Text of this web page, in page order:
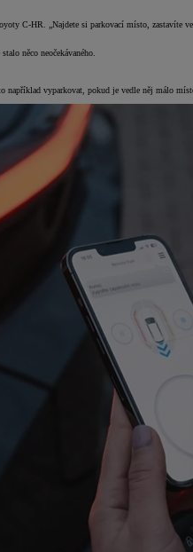
C-HR. „Najdete si parkovací místo, zastavíte
něco neočekávaného.
vyparkovat, pokud je vedle něj málo